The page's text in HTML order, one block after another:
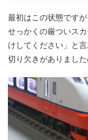
最初はこの状態です
せっかくの厳ついス
けしてください」と
切り欠きがありまし